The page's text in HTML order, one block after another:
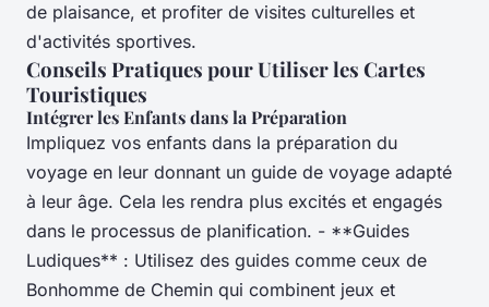
de plaisance, et profiter de visites culturelles et
d'activités sportives.
Conseils Pratiques pour Utiliser les Cartes
Touristiques
Intégrer les Enfants dans la Préparation
Impliquez vos enfants dans la préparation du
voyage en leur donnant un guide de voyage adapté
à leur âge. Cela les rendra plus excités et engagés
dans le processus de planification. - **Guides
Ludiques** : Utilisez des guides comme ceux de
Bonhomme de Chemin qui combinent jeux et